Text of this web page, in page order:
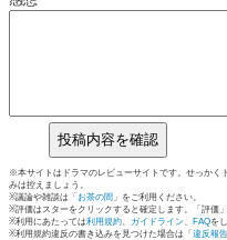
※本サイトはドラマのレビューサイトです。せっかく
みは控えましょう。
※議論や雑談は「 お茶の間 」をご利用ください。
※評価はスターをクリックすると確定します。「評価
※利用にあたっては利用規約、 ガイドライン、 FAQを
※利用規約違反の書き込みを見つけた場合は「 違反報告